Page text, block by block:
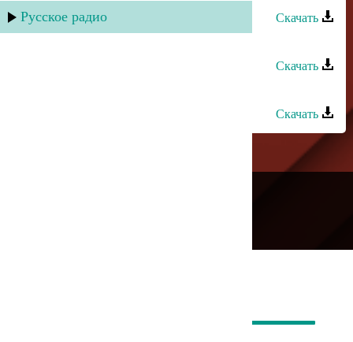
Русское радио Скачать
Скачать
Скачать